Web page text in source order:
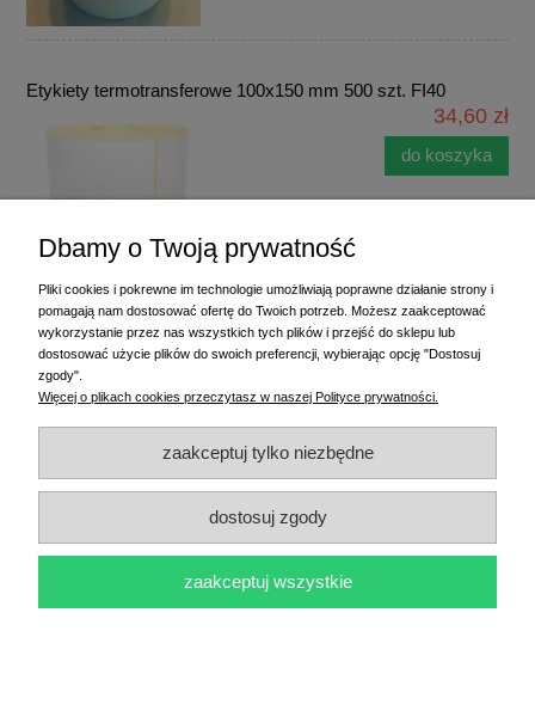
Etykiety termotransferowe 100x150 mm 500 szt. FI40
34,60 zł
do koszyka
Etykiety termotransferowe 100x150 mm 500 szt. klej
kauczukowy - bardzo mocny
Etykiety termotransferowe 100x150 mm 500 szt. ZIELONE
Dbamy o Twoją prywatność
Pliki cookies i pokrewne im technologie umożliwiają poprawne działanie strony i
pomagają nam dostosować ofertę do Twoich potrzeb. Możesz zaakceptować
wykorzystanie przez nas wszystkich tych plików i przejść do sklepu lub
dostosować użycie plików do swoich preferencji, wybierając opcję "Dostosuj
zgody".
Więcej o plikach cookies przeczytasz w naszej Polityce prywatności.
zaakceptuj tylko niezbędne
dostosuj zgody
zaakceptuj wszystkie